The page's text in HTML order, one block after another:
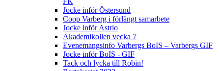
Jocke inför Östersund
Coop Varberg i förlängt samarbete
Jocke inför Astrio
Akademikollen vecka 7
Evenemangsinfo Varbergs BoIS – Varbergs GIF
Jocke inför BoIS - GIF
Tack och lycka till Robin!